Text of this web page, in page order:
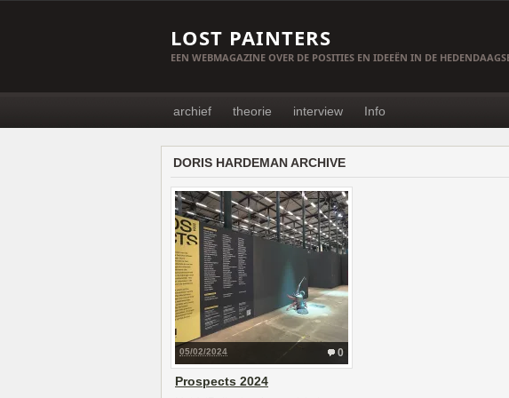
LOST PAINTERS
EEN WEBMAGAZINE OVER DE POSITIES EN IDEEËN IN DE
archief theorie interview Info
DORIS HARDEMAN ARCHIVE
0
05/02/2024
Prospects 2024